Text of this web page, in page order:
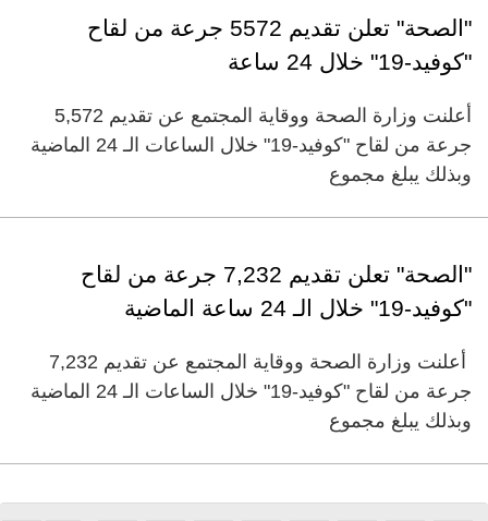
"الصحة" تعلن تقديم 5572 جرعة من لقاح
"كوفيد-19" خلال 24 ساعة
أعلنت وزارة الصحة ووقاية المجتمع عن تقديم 5,572
جرعة من لقاح "كوفيد-19" خلال الساعات الـ 24 الماضية
وبذلك يبلغ مجموع
"الصحة" تعلن تقديم 7,232 جرعة من لقاح
"كوفيد-19" خلال الـ 24 ساعة الماضية
أعلنت وزارة الصحة ووقاية المجتمع عن تقديم 7,232
جرعة من لقاح "كوفيد-19" خلال الساعات الـ 24 الماضية
وبذلك يبلغ مجموع